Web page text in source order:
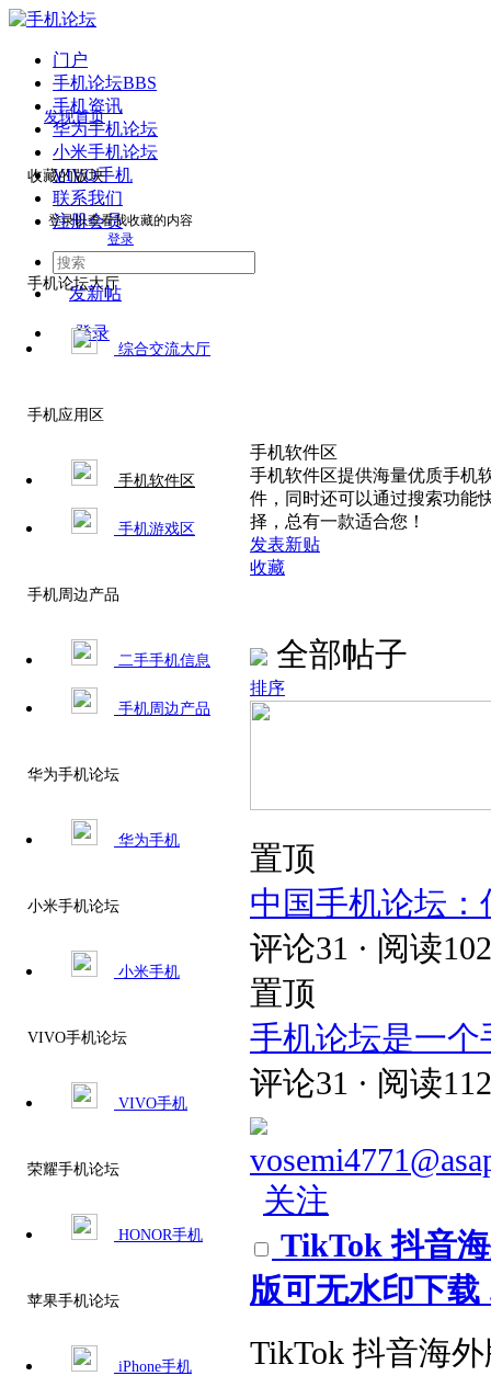
门户
手机论坛BBS
手机资讯
华为手机论坛
小米手机论坛
VIVO手机
联系我们
注册会员
发新帖
登录
发现首页
收藏的版块
登录以查看我收藏的内容
登录
手机论坛大厅
综合交流大厅
手机应用区
手机软件区
手机游戏区
手机周边产品
二手手机信息
手机周边产品
华为手机论坛
华为手机
小米手机论坛
小米手机
VIVO手机论坛
VIVO手机
荣耀手机论坛
HONOR手机
苹果手机论坛
iPhone手机
手机软件区
手机软件区提供海量优质手机
件，同时还可以通过搜索功能
择，总有一款适合您！
发表新贴
收藏
全部帖子
排序
置顶
中国手机论坛
评论31 · 阅读
置顶
手机论坛是一
评论31 · 阅读
关注
TikTok 抖音
版可无水印下载
TikTok 抖音海